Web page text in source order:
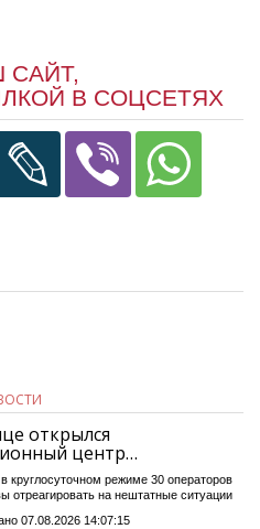
САЙТ,
В СОЦСЕТЯХ
открылся
центр…
круглосуточном режиме 30 операторов
отреагировать на нештатные ситуации
07.08.2026 14:07:15